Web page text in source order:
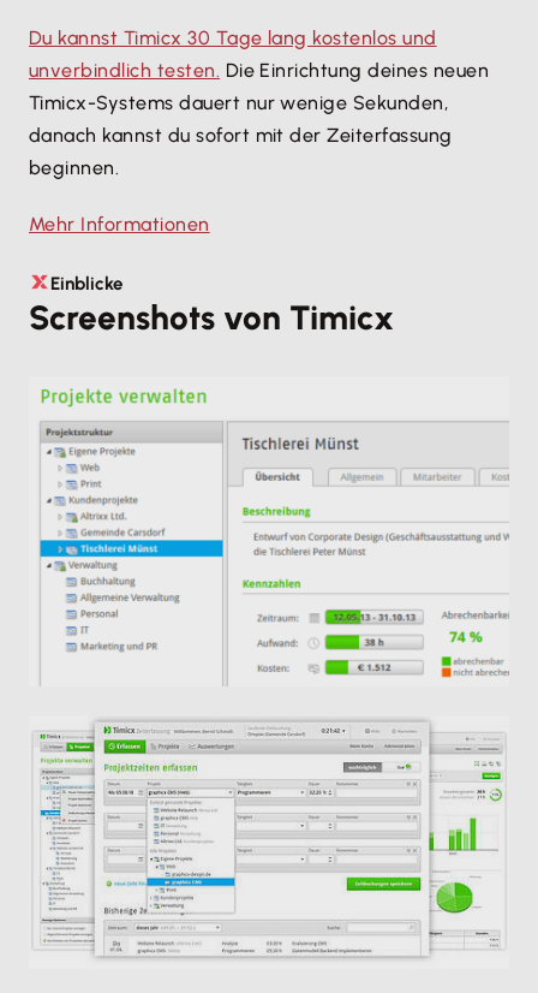
Du kannst Timicx 30 Tage lang kostenlos und
unverbindlich testen. Die Einrichtung deines neuen
Timicx-Systems dauert nur wenige Sekunden,
danach kannst du sofort mit der Zeiterfassung
beginnen.
Mehr Informationen
Einblicke
Screenshots von Timicx